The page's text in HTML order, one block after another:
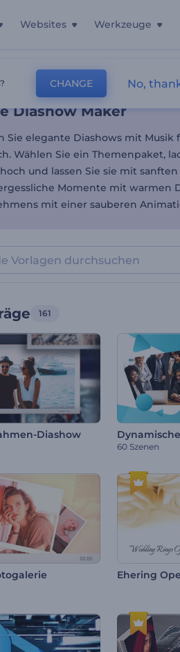
Websites Werkzeuge
Diavorträge
Diashow Maker
Sie elegante Diashows mit
Wählen Sie ein Themenpaket,
und lassen Sie sie mit
Momente mit warmen
mit einer sauberen
161
Diashow
60 Szenen
Ehering
CHANGE No,